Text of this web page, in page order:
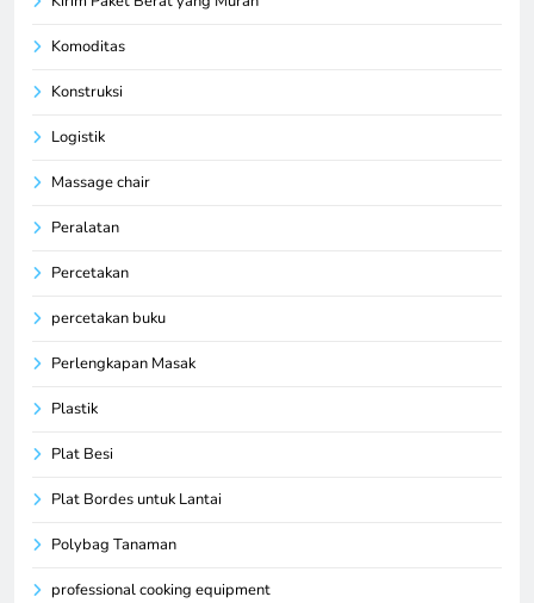
Komoditas
Konstruksi
Logistik
Massage chair
Peralatan
Percetakan
percetakan buku
Perlengkapan Masak
Plastik
Plat Besi
Plat Bordes untuk Lantai
Polybag Tanaman
professional cooking equipment